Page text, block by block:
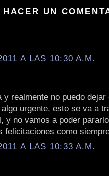
UN
A LAS 10:30 A.M.
y realmente no puedo
urgente, esto se va a
y no vamos a poder
felicitaciones como
A LAS 10:33 A.M.